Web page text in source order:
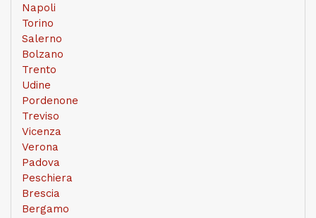
Napoli
Torino
Salerno
Bolzano
Trento
Udine
Pordenone
Treviso
Vicenza
Verona
Padova
Peschiera
Brescia
Bergamo